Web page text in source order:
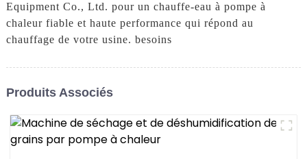
Equipment Co., Ltd. pour un chauffe-eau à pompe à
chaleur fiable et haute performance qui répond au
chauffage de votre usine. besoins
Produits Associés